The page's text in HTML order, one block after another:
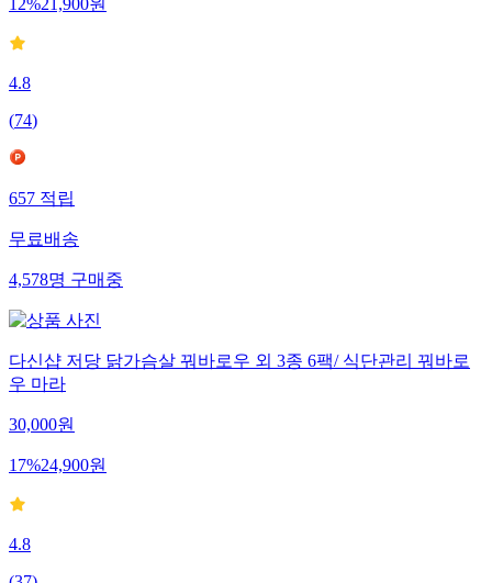
12%21,900원
4.8
(74)
657적립
무료배송
4,578명구매중
다신샵 저당 닭가슴살 꿔바로우 외 3종 6팩/ 식단관리 꿔바로
우 마라
30,000원
17%24,900원
4.8